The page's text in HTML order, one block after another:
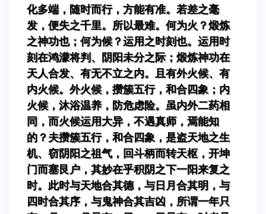
化多端，随时而行，方能有准。若差之毫
发，便失之千里。所以最难。何为火？煅炼
之神功也；何为候？运用之时刻也。运用时
刻在鸿濛将判、阴阳未分之际；煅炼神功在
天人合发、有无不立之内。且有外火候、有
内火候。外火候，攒簇五行，和合四象；内
火候，沐浴温养，防危虑险。虽内外二药相
同，而火候运用大异，不遇真师，焉能知
的？夫攒簇五行，和合四象，是盗天地之生
机、窃阴阳之祖气，回斗柄而转天枢，开坤
门而塞艮户，其妙在乎积阴之下一阳来复之
时。此时与天地合其德，与日月合其明，与
四时合其序，与鬼神合其吉凶，所谓一年只